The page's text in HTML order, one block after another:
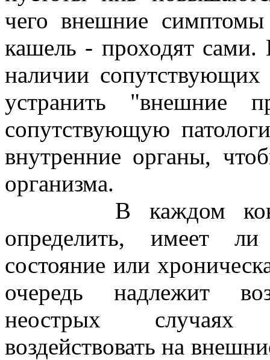
чего внешние
кашель - проходят
наличии сопутствующих
устранить "внешние
сопутствующую
внутренние органы,
организма.
В каждом
определить, имеет
состояние или
очередь надлежит
неострых случаях
воздействовать на